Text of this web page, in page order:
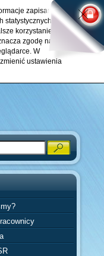
zapisane w
statystycznych,
korzystanie z
zgodę na ich
W
ustawienia